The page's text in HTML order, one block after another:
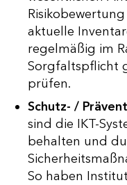
aktuelle
regelmäßig im
Sorgfaltspflicht
prüfen.
Schutz- /
sind die IKT-
behalten und
So haben